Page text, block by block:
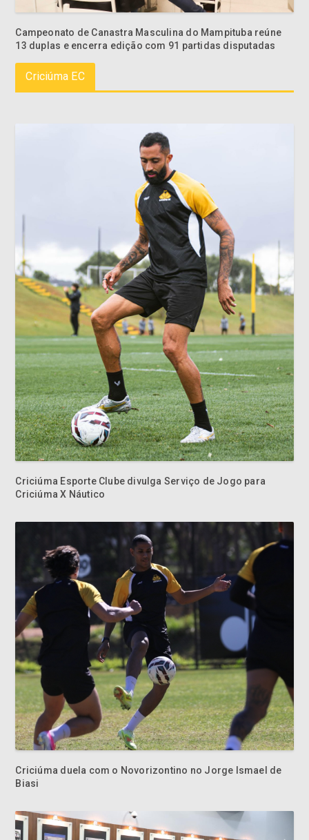
Criciúma EC
Criciúma Esporte Clube divulga Serviço de Jogo para
Criciúma X Náutico
Criciúma duela com o Novorizontino no Jorge Ismael de
Biasi